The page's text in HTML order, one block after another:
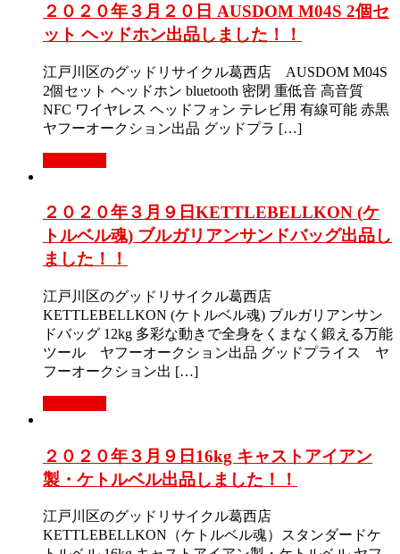
２０２０年３月２０日 AUSDOM M04S 2個セ
ット ヘッドホン出品しました！！
江戸川区のグッドリサイクル葛西店 AUSDOM M04S
2個セット ヘッドホン bluetooth 密閉 重低音 高音質
NFC ワイヤレス ヘッドフォン テレビ用 有線可能 赤黒
ヤフーオークション出品 グッドプラ […]
２０２０年３月９日KETTLEBELLKON (ケ
トルベル魂) ブルガリアンサンドバッグ出品し
ました！！
江戸川区のグッドリサイクル葛西店
KETTLEBELLKON (ケトルベル魂) ブルガリアンサン
ドバッグ 12kg 多彩な動きで全身をくまなく鍛える万能
ツール ヤフーオークション出品 グッドプライス ヤ
フーオークション出 […]
２０２０年３月９日16kg キャストアイアン
製・ケトルベル出品しました！！
江戸川区のグッドリサイクル葛西店
KETTLEBELLKON（ケトルベル魂）スタンダードケ